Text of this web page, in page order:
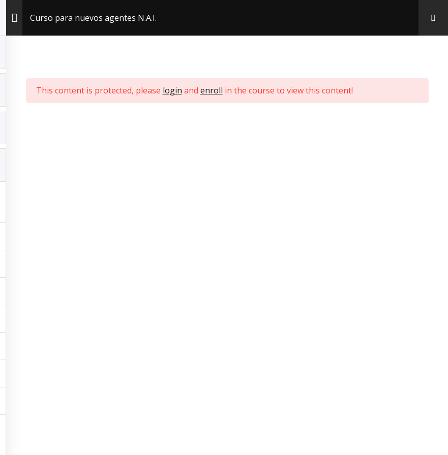
Inicio Cotiza tu Seguro de Vida
Curso para nuevos agentes N.A.I.
This content is protected, please login and enroll in the course to view this content!